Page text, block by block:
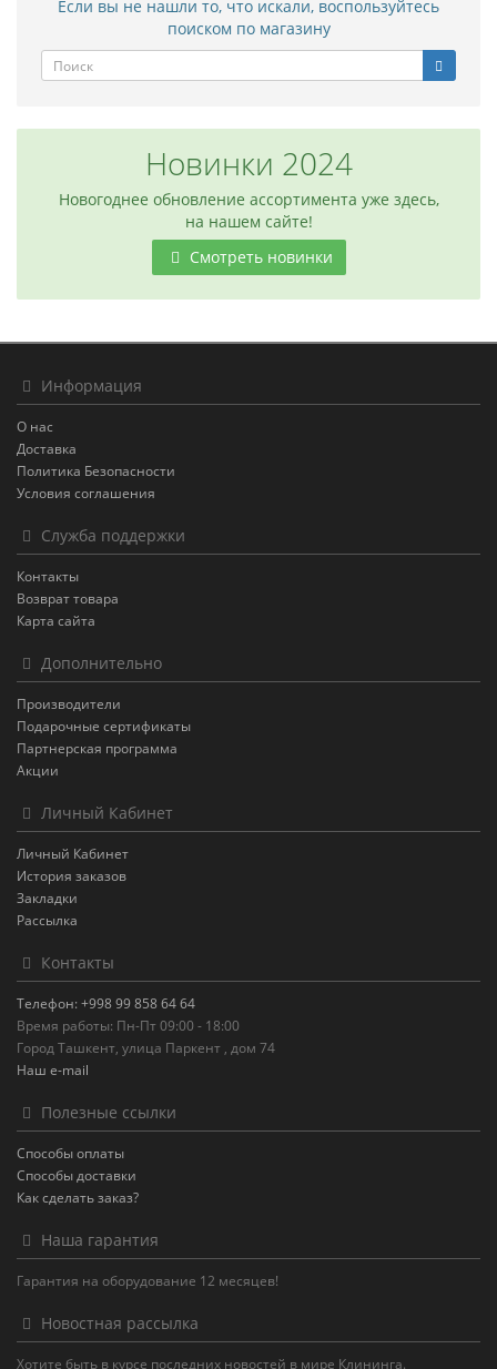
Если вы не нашли то, что искали, воспользуйтесь
поиском по магазину
Новинки 2024
Новогоднее обновление ассортимента уже здесь,
на нашем сайте!
Смотреть новинки
Информация
О нас
Доставка
Политика Безопасности
Условия соглашения
Служба поддержки
Контакты
Возврат товара
Карта сайта
Дополнительно
Производители
Подарочные сертификаты
Партнерская программа
Акции
Личный Кабинет
Личный Кабинет
История заказов
Закладки
Рассылка
Контакты
Телефон: +998 99 858 64 64
Время работы: Пн-Пт 09:00 - 18:00
Город Ташкент, улица Паркент , дом 74
Наш e-mail
Полезные ссылки
Способы оплаты
Способы доставки
Как сделать заказ?
Наша гарантия
Гарантия на оборудование 12 месяцев!
Новостная рассылка
Хотите быть в курсе последних новостей в мире Клининга.